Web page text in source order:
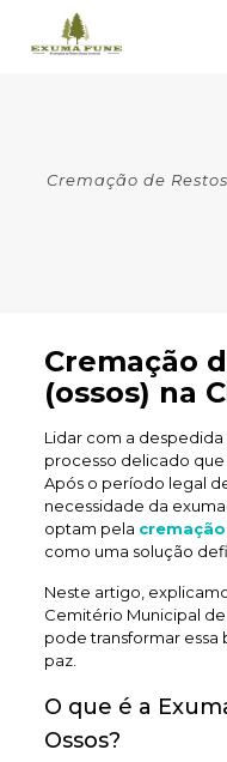
Cremação de
Cremação
(ossos) na
Lidar com a
processo delicado
Após o período legal
necessidade da
optam pela cremação
como uma solução
Neste artigo,
Cemitério Municipal
pode transformar
paz.
O que é a
Ossos?